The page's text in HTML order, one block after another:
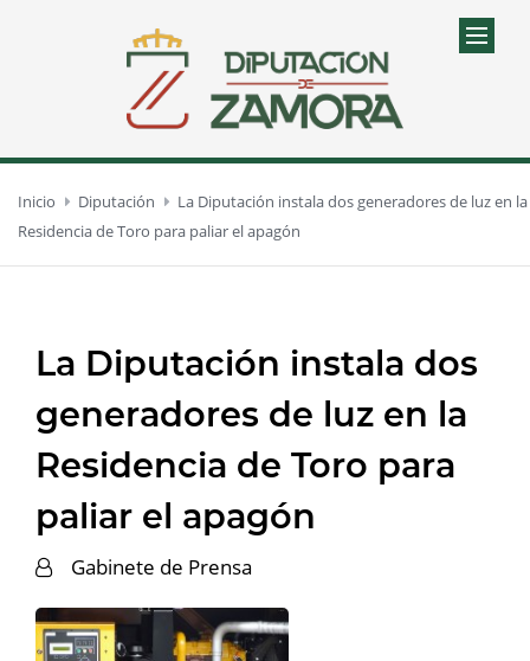
Inicio Diputación
La Diputación instala dos generadores de luz en la
Residencia de Toro para paliar el apagón
La Diputación instala dos
generadores de luz en la
Residencia de Toro para
paliar el apagón
Gabinete de Prensa